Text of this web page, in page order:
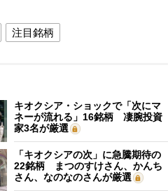
注目銘柄
キオクシア・ショックで「次にマ
ネーが流れる」16銘柄 凄腕投資
家3名が厳選
「キオクシアの次」に急騰期待の
22銘柄 まつのすけさん、かんち
さん、なのなのさんが厳選